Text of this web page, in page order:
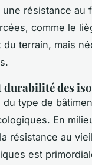
résistance au
comme le
terrain, mais
durabilité des
du type de
En
résistance au
est